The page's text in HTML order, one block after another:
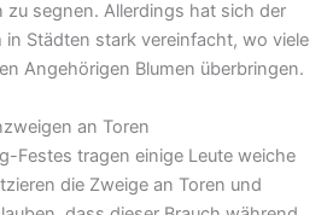
zu segnen. Allerdings hat sich der
in Städten stark vereinfacht, wo viele
Angehörigen Blumen überbringen.
an Toren
Festes tragen einige Leute weiche
die Zweige an Toren und